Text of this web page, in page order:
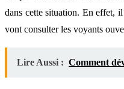
dans cette situation. En effet,
vont consulter les voyants
Lire Aussi : Comment